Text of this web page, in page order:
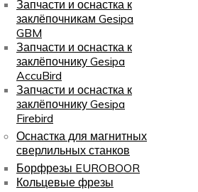
Запчасти и оснастка к
заклёпочникам Gesipa
GBM
Запчасти и оснастка к
заклёпочнику Gesipa
AccuBird
Запчасти и оснастка к
заклёпочнику Gesipa
Firebird
Оснастка для магнитных
сверлильных станков
Борфрезы EUROBOOR
Кольцевые фрезы